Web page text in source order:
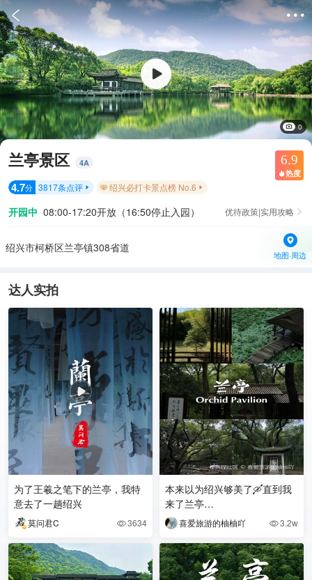
 
0
兰亭景区 4A 6.9
 热度
4.7分 3817条点评  绍兴必打卡景点榜 No.6 
开园中 08:00-17:20开放（16:50停止入园） 优待政策|实用攻略 
绍兴市柯桥区兰亭镇308省道
地图·周边
达人实拍
为了王羲之笔下的兰亭，我特
意去了一趟绍兴
莫问君C 3634
本来以为绍兴够美了🛶直到我
来了兰亭…
喜爱旅游的柚柚吖 3.2w